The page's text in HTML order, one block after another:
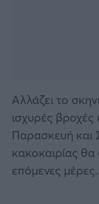
Αλλάζει το
ισχυρές βροχές
Παρασκευή και
κακοκαιρίας
επόμενες μέρες.